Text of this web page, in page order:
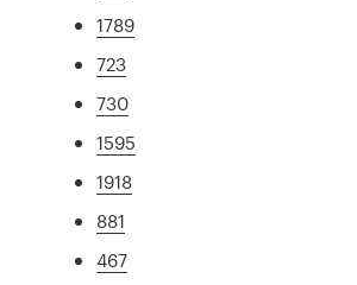
1789
723
730
1595
1918
881
467